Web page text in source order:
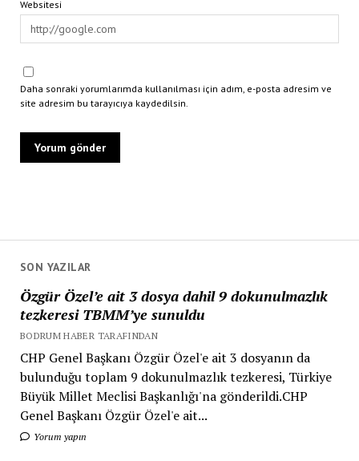
SON YAZILAR
Özgür Özel’e ait 3 dosya dahil 9 dokunulmazlık
tezkeresi TBMM’ye sunuldu
BODRUM HABER TARAFINDAN
CHP Genel Başkanı Özgür Özel'e ait 3 dosyanın da
bulunduğu toplam 9 dokunulmazlık tezkeresi, Türkiye
Büyük Millet Meclisi Başkanlığı'na gönderildi.CHP
Genel Başkanı Özgür Özel'e ait...
Yorum yapın
Websitesi
Daha sonraki yorumlarımda kullanılması için adım, e-posta adresim ve
site adresim bu tarayıcıya kaydedilsin.